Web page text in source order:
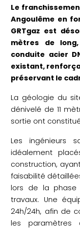
Le
Angoulême en
GRTgaz est
mètres de
conduite acier
existant,
préservant le
La géologie du
dénivelé de 11
sortie ont
Les ingénieurs
idéalement
construction,
faisabilité
lors de la phase
travaux. Une
24h/24h, afin de
les paramètres